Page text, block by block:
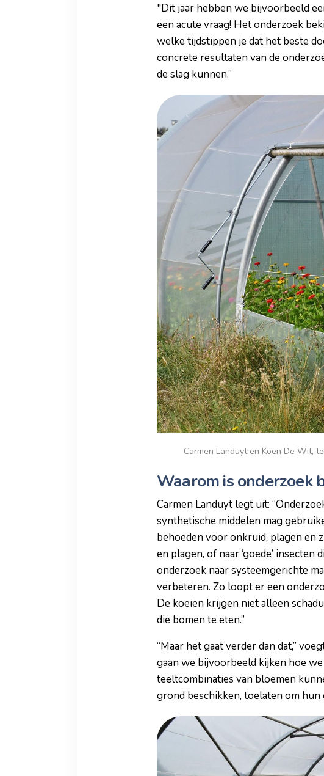
"Dit jaar hebben we bijvoorbeeld
een acute vraag! Het onderzoek
welke tijdstippen je dat het beste
concrete resultaten van de
de slag kunnen.”
Carmen Landuyt en Koen De Wit,
Waarom is onderzoek
Carmen Landuyt legt uit:
synthetische middelen mag
behoeden voor onkruid, plagen en
en plagen, of naar ‘goede’
onderzoek naar systeemgerichte
verbeteren. Zo loopt er een
De koeien krijgen niet alleen
die bomen te eten.”
“Maar het gaat verder dan dat,”
gaan we bijvoorbeeld kijken hoe
teeltcombinaties van bloemen
grond beschikken, toelaten om